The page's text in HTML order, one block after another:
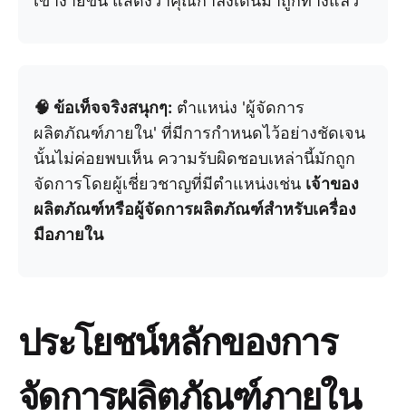
🧠 ข้อเท็จจริงสนุกๆ: ตำแหน่ง 'ผู้จัดการ
ผลิตภัณฑ์ภายใน' ที่มีการกำหนดไว้อย่างชัดเจน
นั้นไม่ค่อยพบเห็น ความรับผิดชอบเหล่านี้มักถูก
จัดการโดยผู้เชี่ยวชาญที่มีตำแหน่งเช่น เจ้าของ
ผลิตภัณฑ์หรือผู้จัดการผลิตภัณฑ์สำหรับเครื่อง
มือภายใน
ประโยชน์หลักของการ
จัดการผลิตภัณฑ์ภายใน